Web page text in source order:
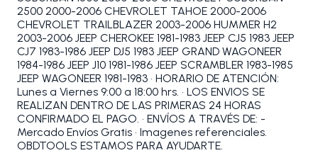
2500 2000-2006 CHEVROLET TAHOE 2000-2006
CHEVROLET TRAILBLAZER 2003-2006 HUMMER H2
2003-2006 JEEP CHEROKEE 1981-1983 JEEP CJ5 1983 JEEP
CJ7 1983-1986 JEEP DJ5 1983 JEEP GRAND WAGONEER
1984-1986 JEEP J10 1981-1986 JEEP SCRAMBLER 1983-1985
JEEP WAGONEER 1981-1983 • HORARIO DE ATENCIÓN:
Lunes a Viernes 9:00 a 18:00 hrs. • LOS ENVIOS SE
REALIZAN DENTRO DE LAS PRIMERAS 24 HORAS
CONFIRMADO EL PAGO. • ENVÍOS A TRAVÉS DE: -
Mercado Envíos Gratis • Imagenes referenciales.
OBDTOOLS ESTAMOS PARA AYUDARTE.